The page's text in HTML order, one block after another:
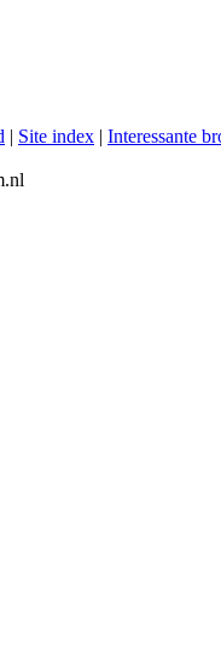
| Site index | Interessante